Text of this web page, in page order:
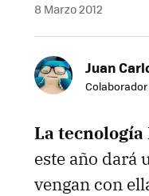
8 Marzo 2012
Juan
Colaborador
La tecnología
este año dará
vengan con